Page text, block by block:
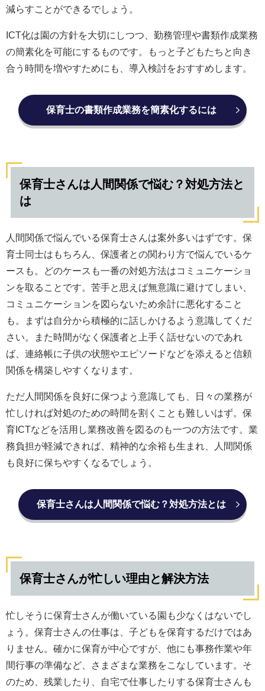
減らすことができるでしょう。
ICT化は園の方針を大切にしつつ、勤務管理や書類作成業務
の簡素化を可能にするものです。もっと子どもたちと向き
合う時間を増やすためにも、導入検討をおすすめします。
保育士の書類作成業務を簡素化するには
保育士さんは人間関係で悩む？対処方法と
は
人間関係で悩んでいる保育士さんは案外多いはずです。保
育士同士はもちろん、保護者との関わり方で悩んでいるケ
ースも。どのケースも一番の対処方法はコミュニケーショ
ンを取ることです。苦手と思えば無意識に避けてしまい、
コミュニケーションを図らないため余計に悪化すること
も。まずは自分から積極的に話しかけるよう意識してくだ
さい。また時間がなく保護者と上手く話せないのであれ
ば、連絡帳に子供の状態やエピソードなどを添えると信頼
関係を構築しやすくなります。
ただ人間関係を良好に保つよう意識しても、日々の業務が
忙しければ対処のための時間を割くことも難しいはず。保
育ICTなどを活用し業務改善を図るのも一つの方法です。業
務負担が軽減できれば、精神的な余裕も生まれ、人間関係
も良好に保ちやすくなるでしょう。
保育士さんは人間関係で悩む？対処方法とは
保育士さんが忙しい理由と解決方法
忙しそうに保育士さんが働いている園も少なくはないでし
ょう。保育士さんの仕事は、子どもを保育するだけではあ
りません。確かに保育が中心ですが、他にも事務作業や年
間行事の準備など、さまざまな業務をこなしています。そ
のため、残業したり、自宅で仕事したりする保育士さんも